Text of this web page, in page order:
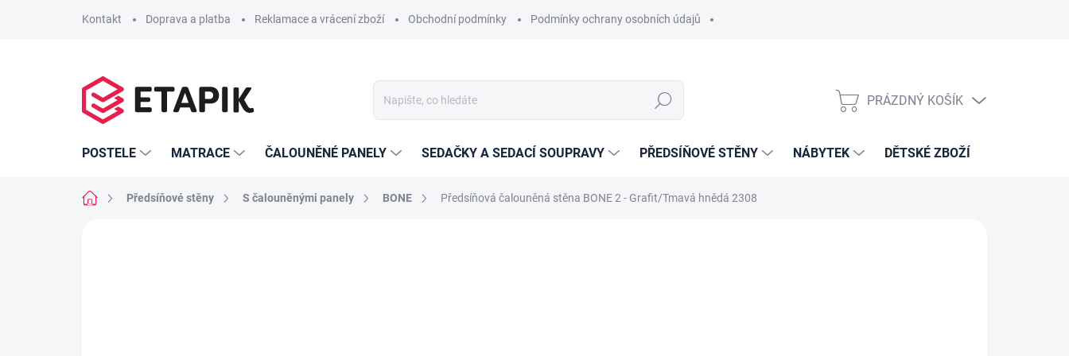
Kontakt Doprava a platba Reklamace a vrácení zboží Obchodní podmínky Podmínky ochrany osobních údajů
Hledat
NÁKUPNÍ
PRÁZDNÝ KOŠÍK
POSTELE MATRACE ČALOUNĚNÉ PANELY SEDAČKY A SEDACÍ SOUPRAVY PŘEDSÍŇOVÉ STĚNY NÁBYTEK DĚTSKÉ ZBOŽÍ
Domů Předsíňové stěny S čalouněnými panely BONE Předsíňová čalouněná stěna BONE 2 - Grafit/Tmavá hnědá 2308